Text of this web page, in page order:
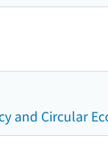
and Circular